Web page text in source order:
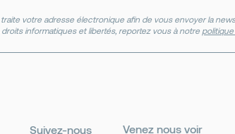
votre adresse électronique afin de vous envoyer la
informatiques et libertés, reportez vous à notre
Suivez-nous Venez nous voir